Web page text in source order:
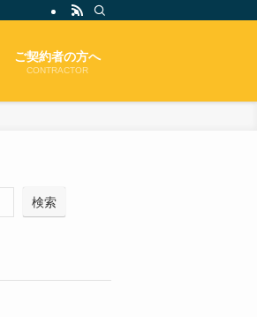
ご契約者の方へ
CONTRACTOR
検索